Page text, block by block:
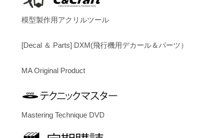
模型製作用アクリルツール
[Decal ＆ Parts] DXM(飛行機用デカール＆パーツ）
MA Original Product
Mastering Technique DVD